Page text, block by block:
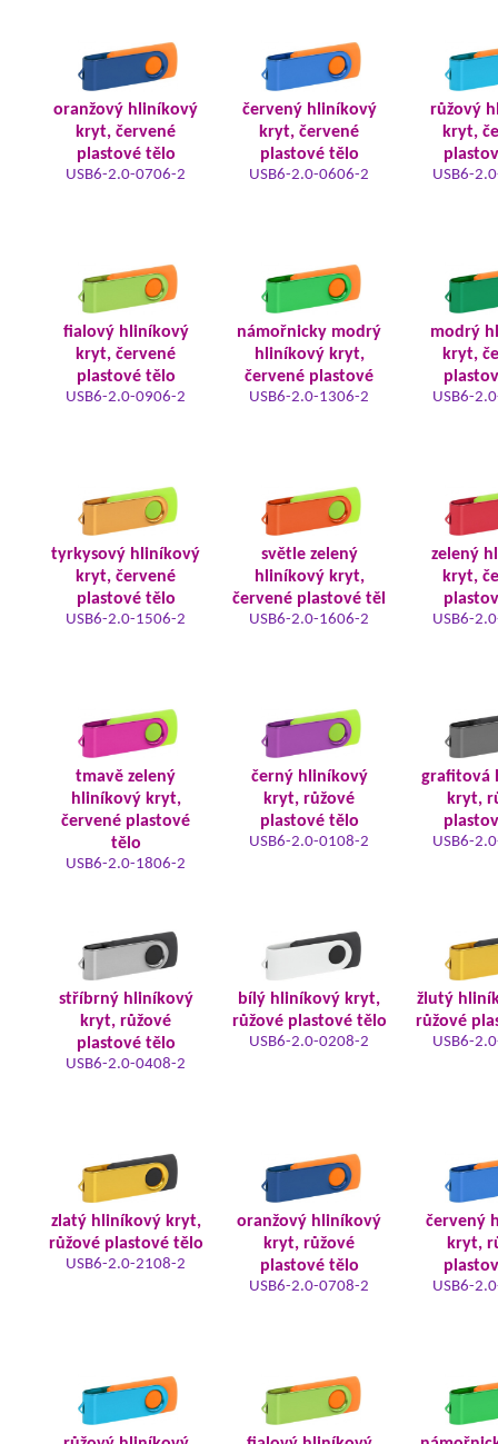
oranžový hliníkový
kryt, červené
plastové tělo
USB6-2.0-0706-2
červený hliníkový
kryt, červené
plastové tělo
USB6-2.0-0606-2
růžový
kryt,
USB6-
fialový hliníkový
kryt, červené
plastové tělo
USB6-2.0-0906-2
námořnicky modrý
hliníkový kryt,
červené plastové
USB6-2.0-1306-2
modrý
kryt,
USB6-
tyrkysový hliníkový
kryt, červené
plastové tělo
USB6-2.0-1506-2
světle zelený
hliníkový kryt,
červené plastové těl
USB6-2.0-1606-2
zelený
kryt,
USB6-
tmavě zelený
hliníkový kryt,
červené plastové
tělo
USB6-2.0-1806-2
černý hliníkový
kryt, růžové
plastové tělo
USB6-2.0-0108-2
grafitová
kryt,
USB6-
stříbrný hliníkový
kryt, růžové
plastové tělo
USB6-2.0-0408-2
bílý hliníkový kryt,
růžové plastové tělo
USB6-2.0-0208-2
žlutý
růžové
USB6-
zlatý hliníkový kryt,
růžové plastové tělo
USB6-2.0-2108-2
oranžový hliníkový
kryt, růžové
plastové tělo
USB6-2.0-0708-2
červený
kryt,
USB6-